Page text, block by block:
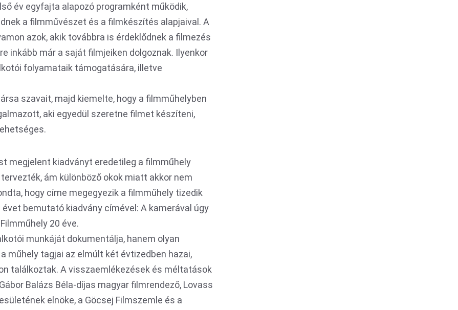
év egyfajta alapozó programként működik,
a filmművészet és a filmkészítés alapjaival. A
azok, akik továbbra is érdeklődnek a filmezés
inkább már a saját filmjeiken dolgoznak. Ilyenkor
folyamataik támogatására, illetve
szavait, majd kiemelte, hogy a filmműhelyben
aki egyedül szeretne filmet készíteni,
megjelent kiadványt eredetileg a filmműhely
ám különböző okok miatt akkor nem
hogy címe megegyezik a filmműhely tizedik
bemutató kiadvány címével: A kamerával úgy
20 éve.
munkáját dokumentálja, hanem olyan
műhely tagjai az elmúlt két évtizedben hazai,
találkoztak. A visszaemlékezések és méltatások
Balázs Béla-díjas magyar filmrendező, Lovass
elnöke, a Göcsej Filmszemle és a